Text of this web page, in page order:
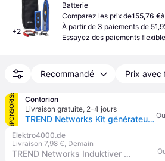
+2
Batterie
Comparez les prix de155,76 €à
À partir de 3 paiements de
Essayez des paiements
Recommandé Prix avec
SPONSORISÉ
Contorion
Livraison gratuite, 2-4 jours
TREND Networks Kit générateur inductif Tone+Probe II avec récepteur
Elektro4000.de
Livraison 7,98 €, Demain
TREND Networks Induktiver TongeneratorKit Tone+Probe II R180000